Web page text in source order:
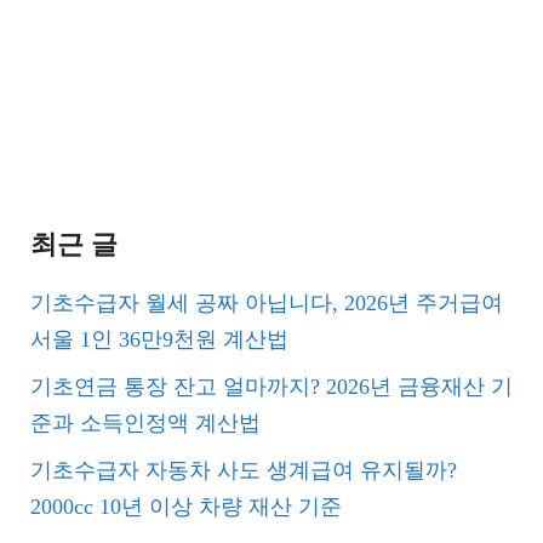
최근 글
기초수급자 월세 공짜 아닙니다, 2026년 주거급여
서울 1인 36만9천원 계산법
기초연금 통장 잔고 얼마까지? 2026년 금융재산 기
준과 소득인정액 계산법
기초수급자 자동차 사도 생계급여 유지될까?
2000cc 10년 이상 차량 재산 기준